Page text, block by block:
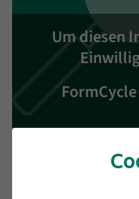
Um diesen
Wenn der
überprüfen Sie bitte Ihre
Inhalte von